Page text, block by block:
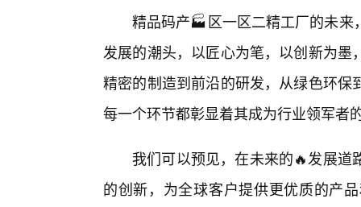
精品码产🏭区一区二精工厂的未来
发展的潮头，以匠心为笔，以创新为
精密的制造到前沿的研发，从绿色环
每一个环节都彰显着其成为行业领军者
我们可以预见，在未来的🔥发展
的创新，为全球客户提供更优质的产